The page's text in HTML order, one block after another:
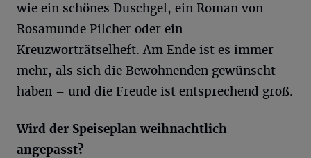
wie ein schönes Duschgel, ein Roman von
Rosamunde Pilcher oder ein
Kreuzworträtselheft. Am Ende ist es immer
mehr, als sich die Bewohnenden gewünscht
haben – und die Freude ist entsprechend groß.
Wird der Speiseplan weihnachtlich
angepasst?